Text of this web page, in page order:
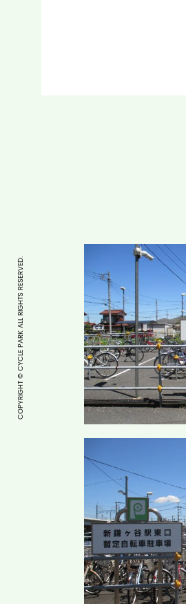
COPYRIGHT © CYCLE PARK ALL RIGHTS RESERVED.